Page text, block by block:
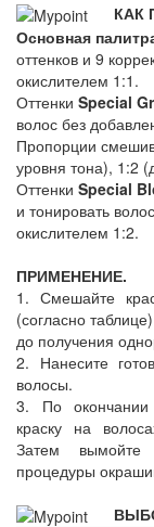
КАК
Основная
оттенков и 9
окислителем 1:1.
Оттенки Special
волос без
Пропорции
уровня тона), 1:2
Оттенки Special
и тонировать
окислителем 1:2.
ПРИМЕНЕНИЕ.
1. Смешайте
(согласно
до получения
2. Нанесите
волосы.
3. По окончании
краску на
Затем вымойте
процедуры